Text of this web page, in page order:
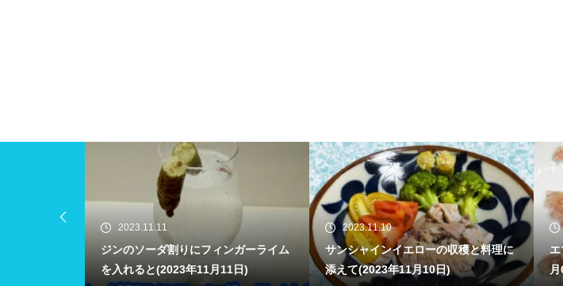
2023.11.11
ジンのソーダ割りにフィンガーライム
を入れると(2023年11月11日)
2023.11.10
サンシャインイエローの収穫と料理に
添えて(2023年11月10日)
エ
月6